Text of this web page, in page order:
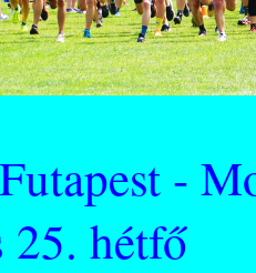
-
25. hétfő